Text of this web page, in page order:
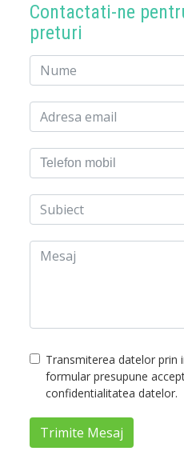
Contactati-ne
preturi
Transmiterea datelor prin
formular presupune
confidentialitatea datelor.
Trimite Mesaj